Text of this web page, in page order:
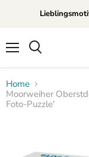
Home
Moorweiher
Foto-Puzzle'